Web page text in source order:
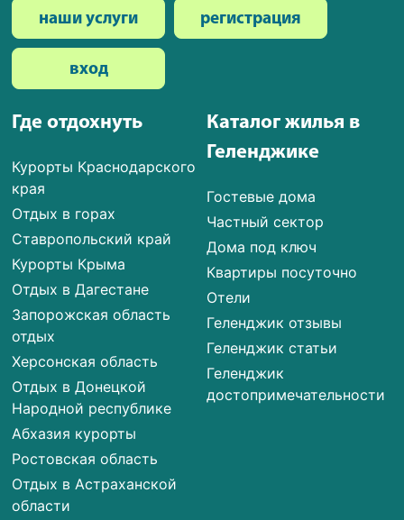
Где отдохнуть
Курорты Краснодарского
края
Отдых в горах
Ставропольский край
Курорты Крыма
Отдых в Дагестане
Запорожская область
отдых
Херсонская область
Отдых в Донецкой
Народной республике
Абхазия курорты
Ростовская область
Отдых в Астраханской
области
Каталог жилья в
Геленджике
Гостевые дома
Частный сектор
Дома под ключ
Квартиры посуточно
Отели
Геленджик отзывы
Геленджик статьи
Геленджик
достопримечательности
наши услуги регистрация
вход